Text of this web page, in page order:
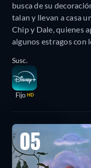
busca de su
talan y llevan a casa
Chip y Dale, quienes
algunos estragos con
Susc.
Fijo HD
05